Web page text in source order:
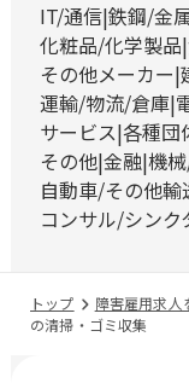
IT/通信 鉄鋼/金
化粧品/化学製品
その他メーカー
運輸/物流/倉庫
サービス 各種団
その他 金融 機
自動車/その他輸
コンサル/シンク
トップ 障害雇用求人
の清掃・ゴミ収集